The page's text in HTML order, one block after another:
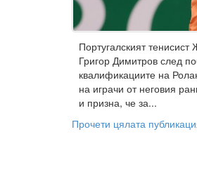
Португалският
Григор Димитров след
квалификациите на
на играчи от неговия
и призна, че за...
Прочети цялата